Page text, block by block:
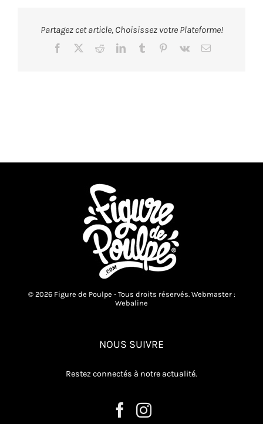
marseille-
humour-
Partagez cet article, Choisissez votre Plateforme!
Facebook RedditLinkedInTumblr Pinterest
Vk Email
© 2026 Figure de Poulpe - Tous droits réservés. Webmaster :
Webaline
NOUS SUIVRE
Restez connectés à notre actualité.